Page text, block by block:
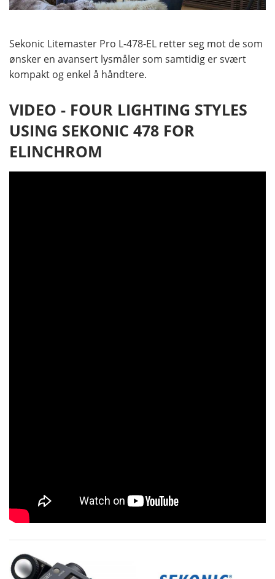
Sekonic Litemaster Pro L-478-EL retter seg mot de som
ønsker en avansert lysmåler som samtidig er svært
kompakt og enkel å håndtere.
VIDEO - FOUR LIGHTING STYLES
USING SEKONIC 478 FOR
ELINCHROM